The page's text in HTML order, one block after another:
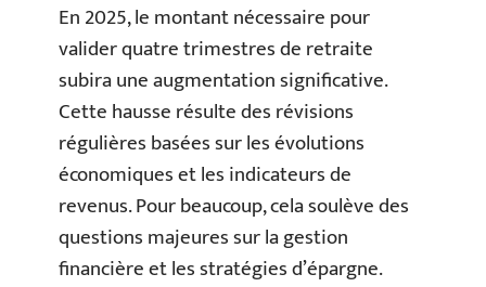
En 2025, le montant nécessaire pour
valider quatre trimestres de retraite
subira une augmentation significative.
Cette hausse résulte des révisions
régulières basées sur les évolutions
économiques et les indicateurs de
revenus. Pour beaucoup, cela soulève des
questions majeures sur la gestion
financière et les stratégies d’épargne.